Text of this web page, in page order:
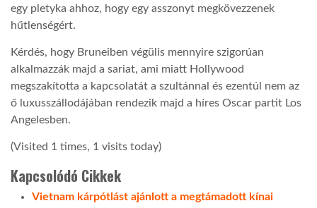
egy pletyka ahhoz, hogy egy asszonyt megkövezzenek
hűtlenségért.
Kérdés, hogy Bruneiben végülis mennyire szigorúan
alkalmazzák majd a sariat, ami miatt Hollywood
megszakította a kapcsolatát a szultánnal és ezentúl nem az
ő luxusszállodájában rendezik majd a híres Oscar partit Los
Angelesben.
(Visited 1 times, 1 visits today)
Kapcsolódó Cikkek
Vietnam kárpótlást ajánlott a megtámadott kínai